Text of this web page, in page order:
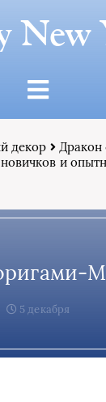
New
декор Дракон
и
5 декабря